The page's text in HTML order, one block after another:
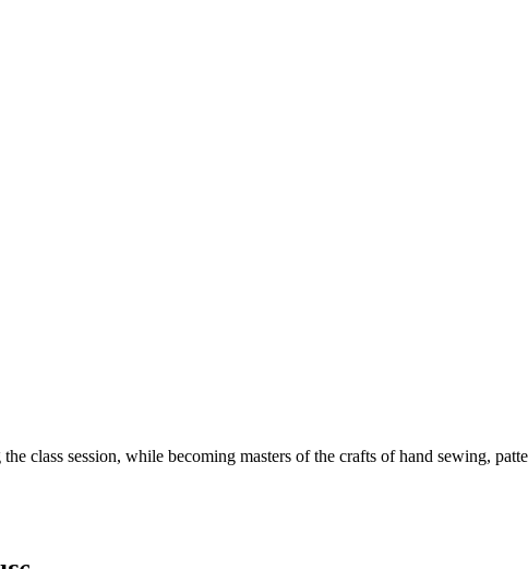
class session, while becoming masters of the crafts of hand sewing,